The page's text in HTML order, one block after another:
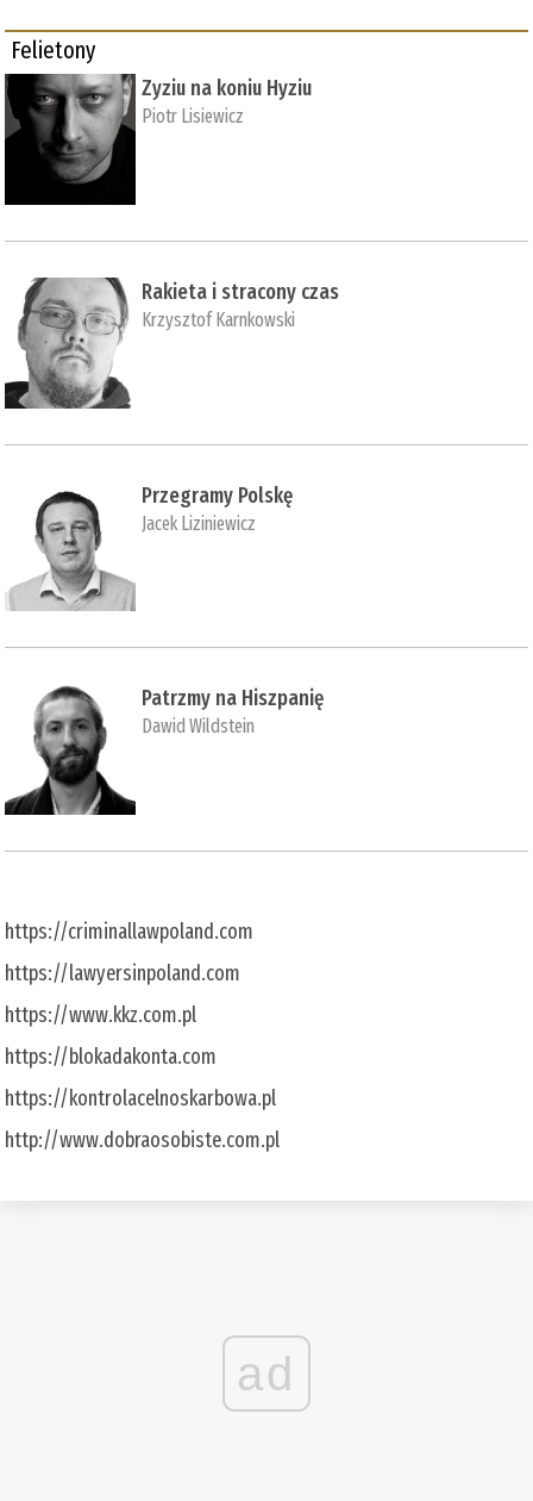
Felietony
Zyziu na koniu Hyziu
Piotr Lisiewicz
Rakieta i stracony czas
Krzysztof Karnkowski
Przegramy Polskę
Jacek Liziniewicz
Patrzmy na Hiszpanię
Dawid Wildstein
https://criminallawpoland.com
https://lawyersinpoland.com
https://www.kkz.com.pl
https://blokadakonta.com
https://kontrolacelnoskarbowa.pl
http://www.dobraosobiste.com.pl
ad